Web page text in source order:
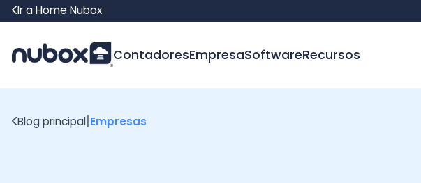
Ir a Home Nubox
ContadoresEmpresaSoftwareRecursos